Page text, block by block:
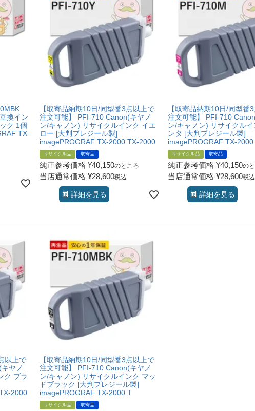
換イン
ク 1個
TX-
【取寄品納期10日/同型番3点以上で
注文可能】 PFI-710 Canon(キヤノ
ン/キャノン) リサイクルインク イエ
ロー [大判プレジール製]
imagePROGRAF TX-2000 TX-2000
リサイクル品 取寄品
純正参考価格 ¥40,150のところ
当店通常価格 ¥28,600税込
詳細を見る
【取寄品納期10日/同型番
注文可能】 PFI-710
ン/キャノン) リサイクル
ンタ [大判プレジール製]
imagePROGRAF TX-
リサイクル品 取寄品
純正参考価格 ¥40,150の
当店通常価格 ¥28,600税込
詳細を見る
以上で
ヤノ
ク ブラ
2000
【取寄品納期10日/同型番3点以上で
注文可能】 PFI-710 Canon(キヤノ
ン/キャノン) リサイクルインク マッ
ドブラック [大判プレジール製]
imagePROGRAF TX-2000 T
リサイクル品 取寄品